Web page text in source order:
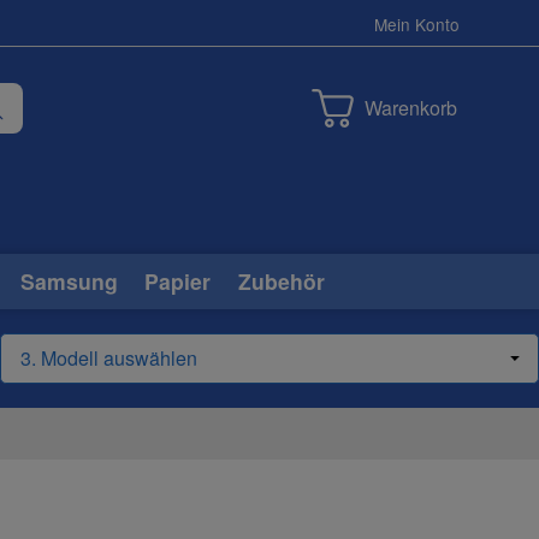
Mein Konto
Warenkorb
Samsung Papier Zubehör